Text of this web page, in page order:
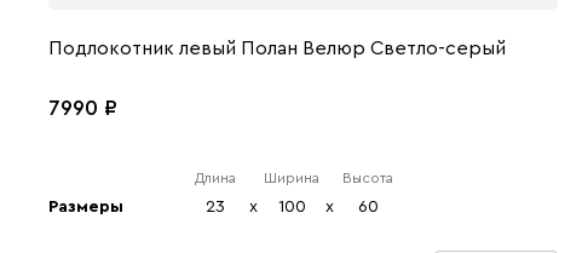
Подлокотник левый Полан Велюр Светло-серый
7990
Размеры
Длина
23 x
Ширина
100 x
Высота
60